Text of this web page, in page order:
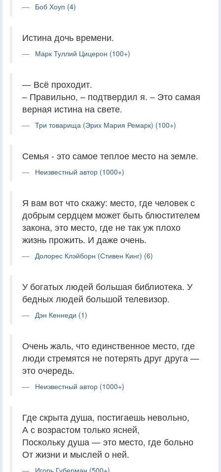
Боб Хоуп (4)
Истина дочь времени.
Марк Туллий Цицерон (100+)
— Всё проходит.
– Правильно, – подтвердил я. – Это самая
верная истина на свете.
Три товарища (Эрих Мария Ремарк) (100+)
Семья - это самое теплое место на земле.
Неизвестный автор (1000+)
Я вам вот что скажу: место, где человек с
добрым сердцем может быть блюстителем
закона, это место, где не так уж плохо
жизнь прожить. И даже очень.
Долорес Клэйборн (Стивен Кинг) (6)
У богатых людей большая библиотека. У
бедных людей большой телевизор.
Дэн Кеннеди (1)
Очень жаль, что единственное место, где
люди стремятся не потерять друг друга —
это очередь.
Неизвестный автор (1000+)
Где скрыта душа, постигаешь невольно,
А с возрастом только ясней,
Поскольку душа — это место, где больно
От жизни и мыслей о ней.
Игорь Губерман (500+)